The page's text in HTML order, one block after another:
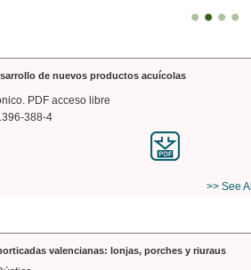
de nuevos productos acuícolas
PDF acceso libre
388-4
>> See All
valencianas: lonjas, porches y riuraus